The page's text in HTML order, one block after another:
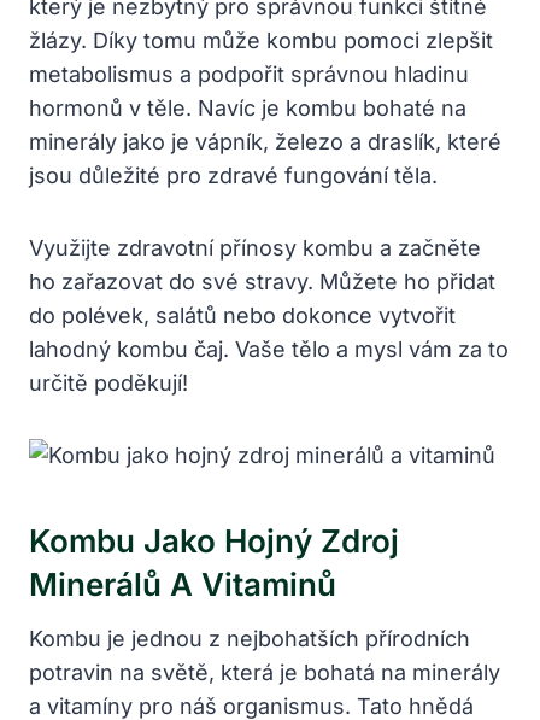
který je nezbytný pro správnou funkci štítné
žlázy. Díky tomu může kombu pomoci zlepšit
metabolismus a podpořit správnou hladinu
hormonů v těle. Navíc je kombu bohaté na
minerály jako je vápník, železo a draslík, které
jsou důležité pro zdravé fungování těla.
Využijte zdravotní přínosy kombu a začněte
ho zařazovat do své stravy. Můžete ho přidat
do polévek, salátů nebo dokonce vytvořit
lahodný kombu čaj. Vaše tělo a mysl vám za to
určitě poděkují!
Kombu Jako Hojný Zdroj
Minerálů A Vitaminů
Kombu je jednou z nejbohatších přírodních
potravin na světě, která je bohatá na minerály
a vitamíny pro náš organismus. Tato hnědá